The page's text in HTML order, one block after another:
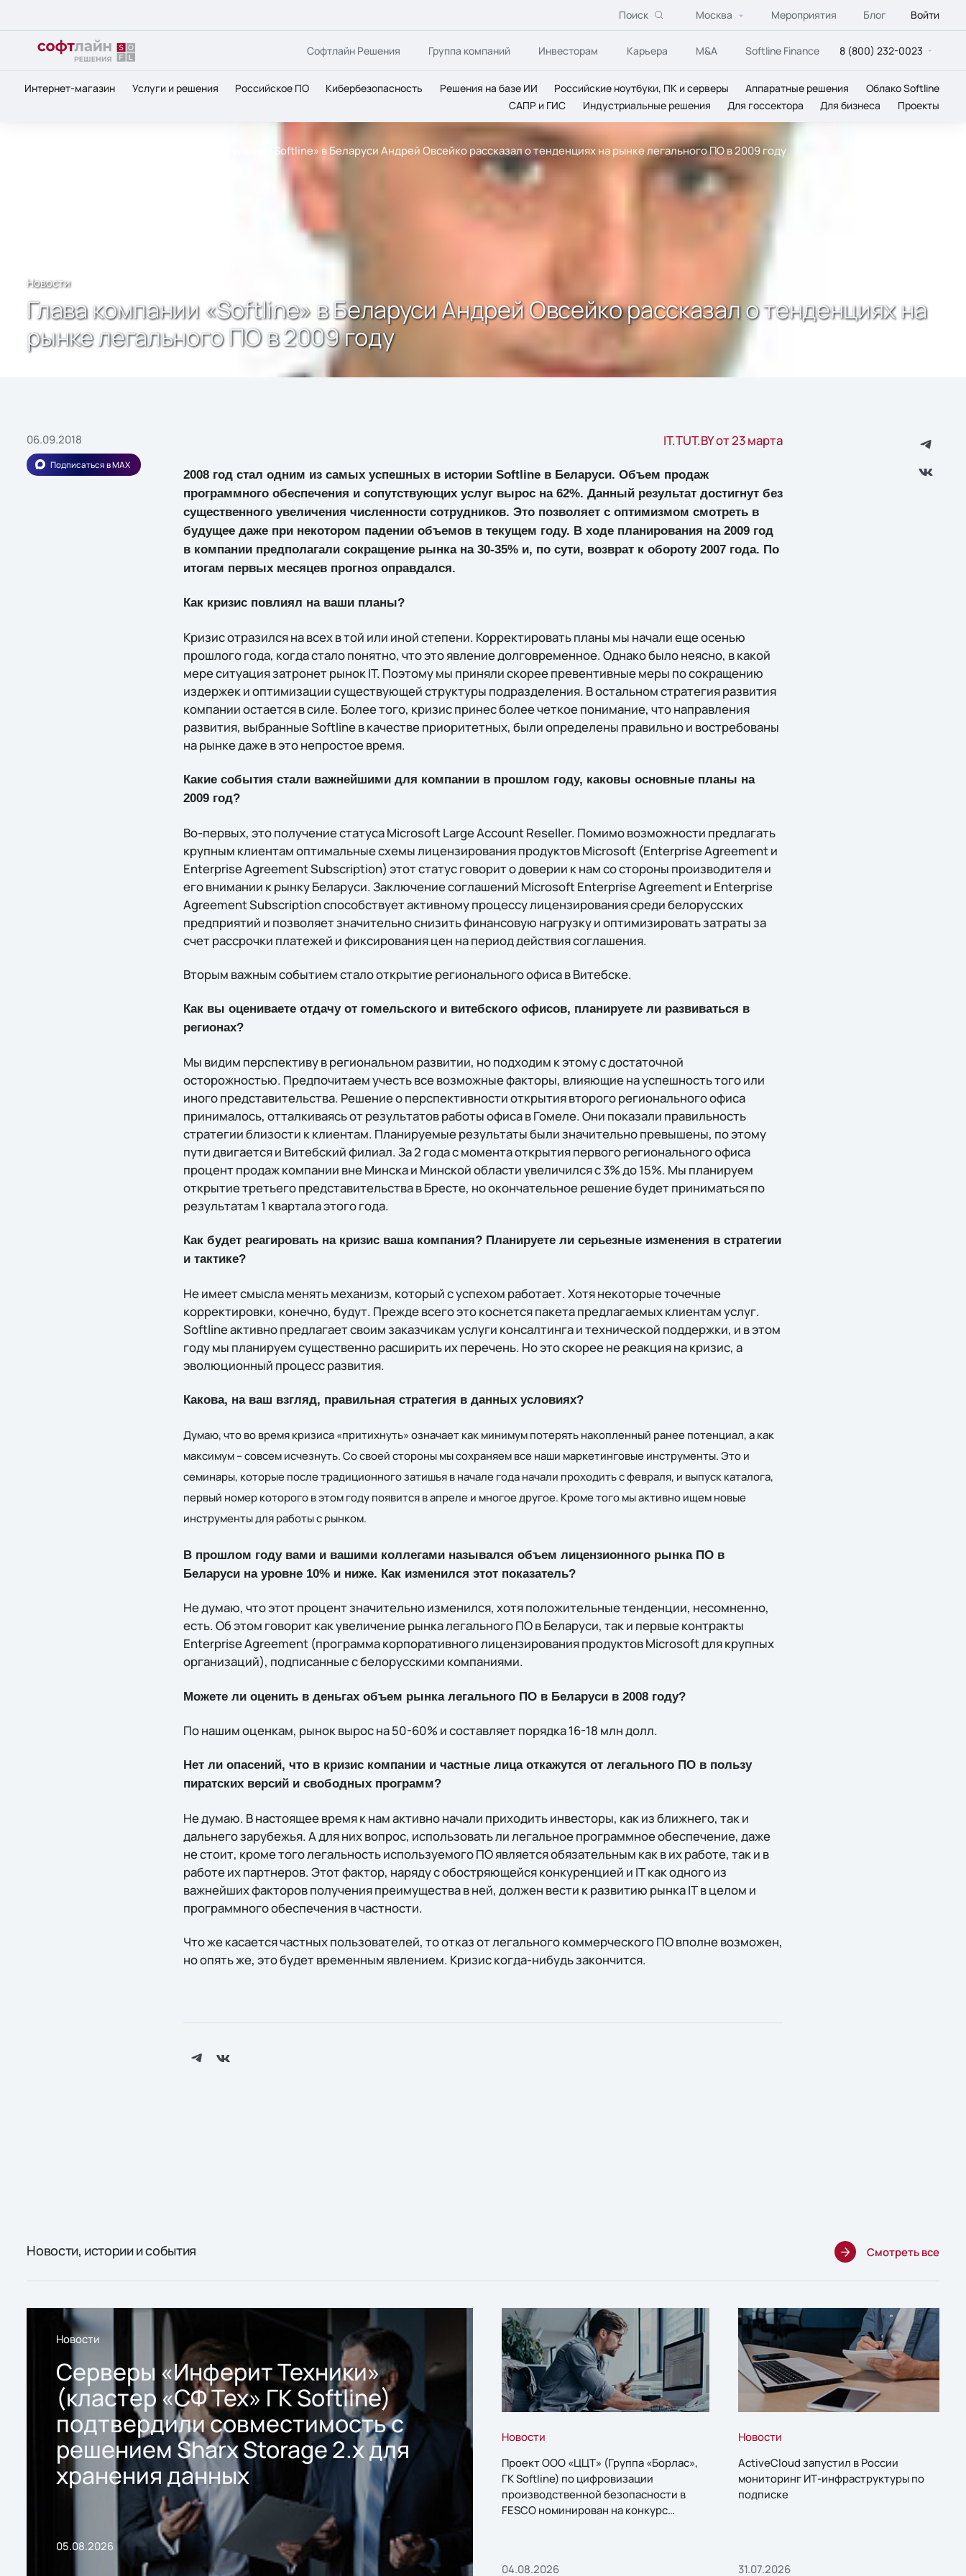
Поиск Москва Мероприятия Блог Войти
Софтлайн Решения Группа компаний Инвесторам Карьера M&A Softline Finance 8 (800) 232-0023
Интернет-магазин Услуги и решения Российское ПО Кибербезопасность Решения на базе ИИ Российские ноутбуки, ПК и серверы Аппаратные решения
Облако Softline
САПР и ГИС
Индустриальные решения Для госсектора Для бизнеса Проекты
Глава компании «Softline» в Беларуси Андрей Овсейко рассказал о тенденциях на рынке легального ПО в 2009 году
Новости
Глава компании «Softline» в Беларуси Андрей Овсейко рассказал о тенденциях на
рынке легального ПО в 2009 году
06.09.2018
Подписаться в MAX
IT.TUT.BY от 23 марта
2008 год стал одним из самых успешных в истории Softline в Беларуси. Объем продаж
программного обеспечения и сопутствующих услуг вырос на 62%. Данный результат достигнут без
существенного увеличения численности сотрудников. Это позволяет с оптимизмом смотреть в
будущее даже при некотором падении объемов в текущем году. В ходе планирования на 2009 год
в компании предполагали сокращение рынка на 30-35% и, по сути, возврат к обороту 2007 года. По
итогам первых месяцев прогноз оправдался.
Как кризис повлиял на ваши планы?
Кризис отразился на всех в той или иной степени. Корректировать планы мы начали еще осенью
прошлого года, когда стало понятно, что это явление долговременное. Однако было неясно, в какой
мере ситуация затронет рынок IT. Поэтому мы приняли скорее превентивные меры по сокращению
издержек и оптимизации существующей структуры подразделения. В остальном стратегия развития
компании остается в силе. Более того, кризис принес более четкое понимание, что направления
развития, выбранные Softline в качестве приоритетных, были определены правильно и востребованы
на рынке даже в это непростое время.
Какие события стали важнейшими для компании в прошлом году, каковы основные планы на
2009 год?
Во-первых, это получение статуса Microsoft Large Account Reseller. Помимо возможности предлагать
крупным клиентам оптимальные схемы лицензирования продуктов Microsoft (Enterprise Agreement и
Enterprise Agreement Subscription) этот статус говорит о доверии к нам со стороны производителя и
его внимании к рынку Беларуси. Заключение соглашений Microsoft Enterprise Agreement и Enterprise
Agreement Subscription способствует активному процессу лицензирования среди белорусских
предприятий и позволяет значительно снизить финансовую нагрузку и оптимизировать затраты за
счет рассрочки платежей и фиксирования цен на период действия соглашения.
Вторым важным событием стало открытие регионального офиса в Витебске.
Как вы оцениваете отдачу от гомельского и витебского офисов, планируете ли развиваться в
регионах?
Мы видим перспективу в региональном развитии, но подходим к этому с достаточной
осторожностью. Предпочитаем учесть все возможные факторы, влияющие на успешность того или
иного представительства. Решение о перспективности открытия второго регионального офиса
принималось, отталкиваясь от результатов работы офиса в Гомеле. Они показали правильность
стратегии близости к клиентам. Планируемые результаты были значительно превышены, по этому
пути двигается и Витебский филиал. За 2 года с момента открытия первого регионального офиса
процент продаж компании вне Минска и Минской области увеличился с 3% до 15%. Мы планируем
открытие третьего представительства в Бресте, но окончательное решение будет приниматься по
результатам 1 квартала этого года.
Как будет реагировать на кризис ваша компания? Планируете ли серьезные изменения в стратегии
и тактике?
Не имеет смысла менять механизм, который с успехом работает. Хотя некоторые точечные
корректировки, конечно, будут. Прежде всего это коснется пакета предлагаемых клиентам услуг.
Softline активно предлагает своим заказчикам услуги консалтинга и технической поддержки, и в этом
году мы планируем существенно расширить их перечень. Но это скорее не реакция на кризис, а
эволюционный процесс развития.
Какова, на ваш взгляд, правильная стратегия в данных условиях?
Думаю, что во время кризиса «притихнуть» означает как минимум потерять накопленный ранее потенциал, а как
максимум – совсем исчезнуть. Со своей стороны мы сохраняем все наши маркетинговые инструменты. Это и
семинары, которые после традиционного затишья в начале года начали проходить с февраля, и выпуск каталога,
первый номер которого в этом году появится в апреле и многое другое. Кроме того мы активно ищем новые
инструменты для работы с рынком.
В прошлом году вами и вашими коллегами назывался объем лицензионного рынка ПО в
Беларуси на уровне 10% и ниже. Как изменился этот показатель?
Не думаю, что этот процент значительно изменился, хотя положительные тенденции, несомненно,
есть. Об этом говорит как увеличение рынка легального ПО в Беларуси, так и первые контракты
Enterprise Agreement (программа корпоративного лицензирования продуктов Microsoft для крупных
организаций), подписанные с белорусскими компаниями.
Можете ли оценить в деньгах объем рынка легального ПО в Беларуси в 2008 году?
По нашим оценкам, рынок вырос на 50-60% и составляет порядка 16-18 млн долл.
Нет ли опасений, что в кризис компании и частные лица откажутся от легального ПО в пользу
пиратских версий и свободных программ?
Не думаю. В настоящее время к нам активно начали приходить инвесторы, как из ближнего, так и
дальнего зарубежья. А для них вопрос, использовать ли легальное программное обеспечение, даже
не стоит, кроме того легальность используемого ПО является обязательным как в их работе, так и в
работе их партнеров. Этот фактор, наряду с обостряющейся конкуренцией и IТ как одного из
важнейших факторов получения преимущества в ней, должен вести к развитию рынка IТ в целом и
программного обеспечения в частности.
Что же касается частных пользователей, то отказ от легального коммерческого ПО вполне возможен,
но опять же, это будет временным явлением. Кризис когда-нибудь закончится.
Новости, истории и события Смотреть все
Новости
Серверы «Инферит Техники»
(кластер «СФ Тех» ГК Softline)
подтвердили совместимость с
решением Sharx Storage 2.x для
хранения данных
05.08.2026
Новости
Проект ООО «ЦЦТ» (Группа «Борлас»,
ГК Softline) по цифровизации
производственной безопасности в
FESCO номинирован на конкурс
04.08.2026
Новости
ActiveCloud запустил в России
мониторинг ИТ-инфраструктуры по
подписке
31.07.2026